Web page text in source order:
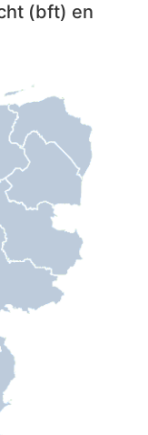
(bft) en